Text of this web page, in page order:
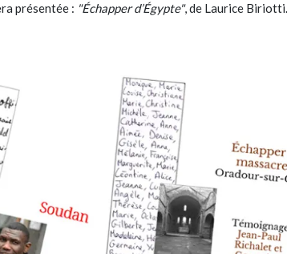
présentée : "Échapper d’Égypte", de Laurice Biriotti.